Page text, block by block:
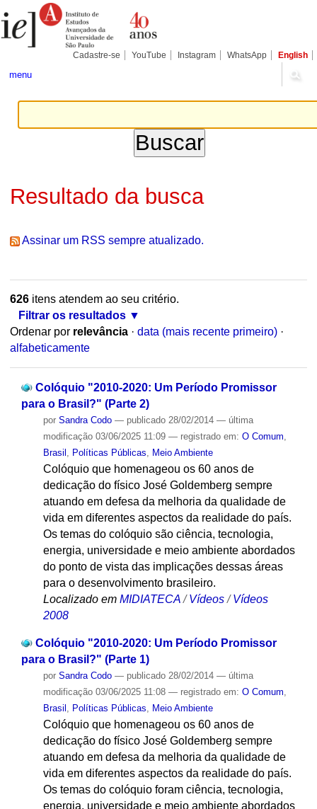
para
conteúdo.
Pessoais
Cadastre-se YouTube Instagram WhatsApp English
menu
Resultado da busca
Assinar um RSS sempre atualizado.
626itens atendem ao seu critério.
Filtrar os resultados
Ordenar por relevância · data (mais recente primeiro) ·
alfabeticamente
Colóquio "2010-2020: Um Período Promissor
para o Brasil?" (Parte 2)
por Sandra Codo — publicado28/02/2014 — última
modificação03/06/2025 11:09 — registrado em: O Comum
Brasil
Políticas Públicas Meio Ambiente
Colóquio que homenageou os 60 anos de
dedicação do físico José Goldemberg sempre
atuando em defesa da melhoria da qualidade de
vida em diferentes aspectos da realidade do país.
Os temas do colóquio são ciência, tecnologia,
energia, universidade e meio ambiente abordados
do ponto de vista das implicações dessas áreas
para o desenvolvimento brasileiro.
Localizado em MIDIATECA /Vídeos /Vídeos
2008
Colóquio "2010-2020: Um Período Promissor
para o Brasil?" (Parte 1)
por Sandra Codo — publicado28/02/2014 — última
modificação03/06/2025 11:08 — registrado em: O Comum
Brasil
Políticas Públicas Meio Ambiente
Colóquio que homenageou os 60 anos de
dedicação do físico José Goldemberg sempre
atuando em defesa da melhoria da qualidade de
vida em diferentes aspectos da realidade do país.
Os temas do colóquio foram ciência, tecnologia,
energia, universidade e meio ambiente abordados